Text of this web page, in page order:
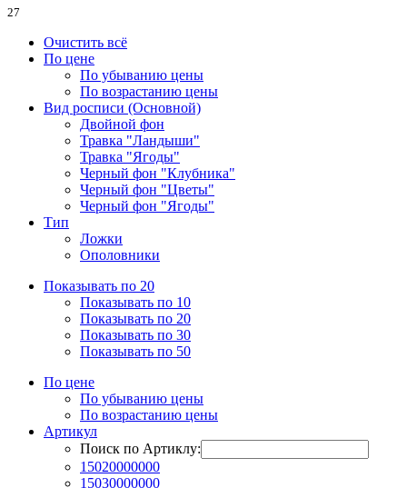
27
Очистить всё
По цене
По убыванию цены
По возрастанию цены
Вид росписи (Основной)
Двойной фон
Травка "Ландыши"
Травка "Ягоды"
Черный фон "Клубника"
Черный фон "Цветы"
Черный фон "Ягоды"
Тип
Ложки
Ополовники
Показывать по 20
Показывать по 10
Показывать по 20
Показывать по 30
Показывать по 50
По цене
По убыванию цены
По возрастанию цены
Артикул
Поиск по Артиклу:
15020000000
15030000000